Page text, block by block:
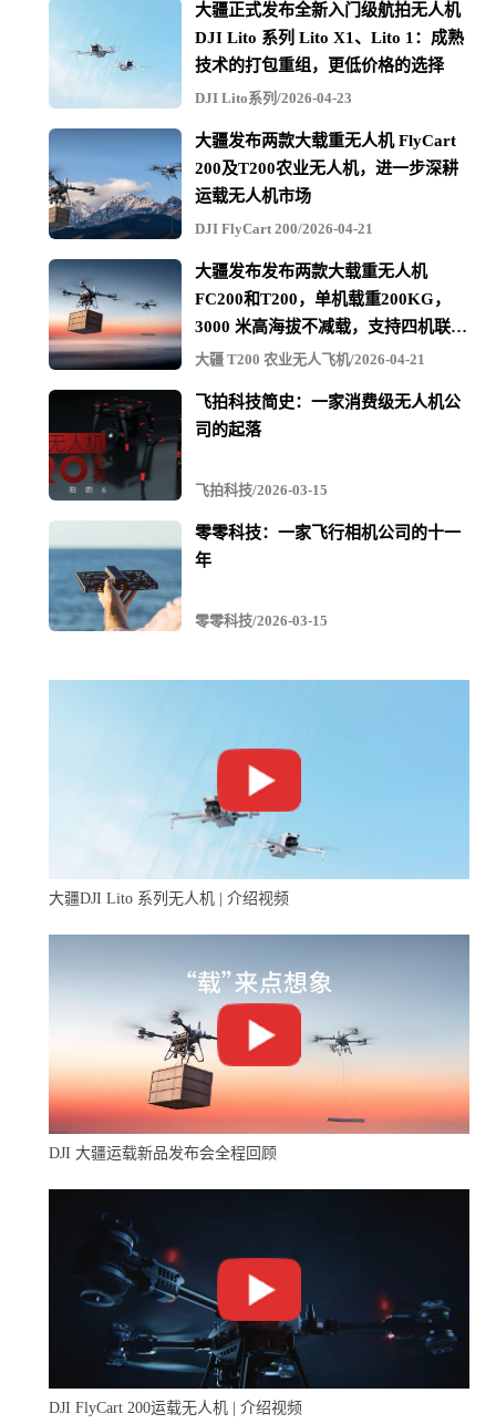
模块化设计
鳍源FIFISH PRO禅ZEN1水下无人机采用了模块化的设
计，可根据配设需要对配备的摄影器材进行快速拆换。
电池快速拆换，持久作业
鳍源FIFISH PRO禅ZEN1水下无人机配备三节电池，提供
强劲持久的动力，电池支持更换，通过电池快速更换，可
以拍摄作业提供更强大的续航保障。
大疆正式发布全新入门级航拍无人机
DJI Lito 系列 Lito X1、Lito 1：成熟
技术的打包重组，更低价格的选择
DJI Lito系列/2026-04-23
大疆发布两款大载重无人机 FlyCart
200及T200农业无人机，进一步深耕
运载无人机市场
DJI FlyCart 200/2026-04-21
大疆发布发布两款大载重无人机
FC200和T200，单机载重200KG，
3000 米高海拔不减载，支持四机联吊
最多600KG
大疆 T200 农业无人飞机/2026-04-21
飞拍科技简史：一家消费级无人机公
司的起落
飞拍科技/2026-03-15
零零科技：一家飞行相机公司的十一
年
零零科技/2026-03-15
大疆DJI Lito 系列无人机 | 介绍视频
DJI 大疆运载新品发布会全程回顾
DJI FlyCart 200运载无人机 | 介绍视频